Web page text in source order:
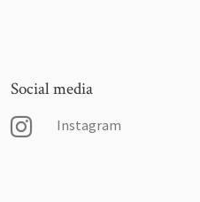
Social media
Instagram